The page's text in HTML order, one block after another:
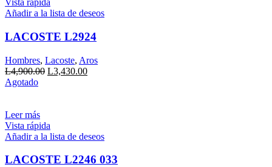
Vista rápida
Añadir a la lista de deseos
LACOSTE L2924
Hombres, Lacoste, Aros
L4,900.00 El
L3,430.00El
Agotado
Leer más
Vista rápida
Añadir a la lista de deseos
LACOSTE L2246 033